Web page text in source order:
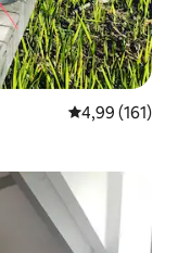
4,99 (161)